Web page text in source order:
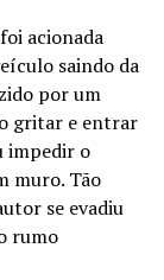
acionada
saindo da
por um
gritar e entrar
impedir o
muro. Tão
se evadiu
rumo